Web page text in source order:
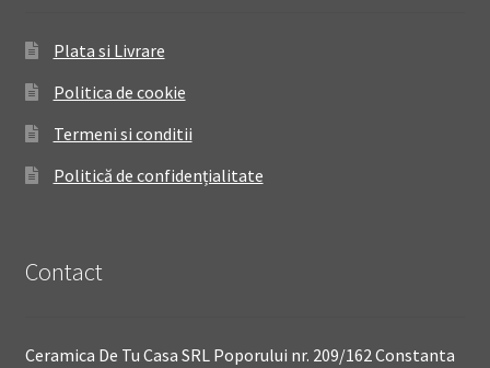
Plata si Livrare
Politica de cookie
Termeni si conditii
Politică de confidențialitate
Contact
Ceramica De Tu Casa SRL Poporului nr. 209/162 Constanta